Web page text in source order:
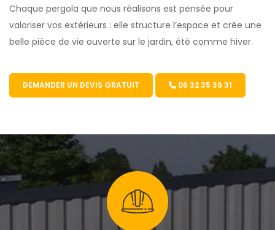
Chaque pergola que nous réalisons est pensée pour
valoriser vos extérieurs : elle structure l’espace et crée une
belle pièce de vie ouverte sur le jardin, été comme hiver.
DEMANDER UN DEVIS GRATUIT 06 32 35 36 31